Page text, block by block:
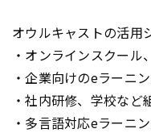
オウルキャストの活用
・オンラインスクー
・企業向けのeラーニ
・社内研修、学校な
・多言語対応eラーニ